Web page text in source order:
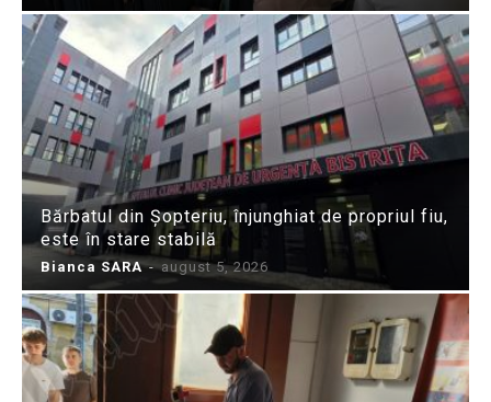
Bărbatul din Șopteriu, înjunghiat de propriul fiu,
este în stare stabilă
Bianca SARA - august 5, 2026